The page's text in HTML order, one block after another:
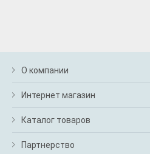
О компании
Интернет магазин
Каталог товаров
Партнерство